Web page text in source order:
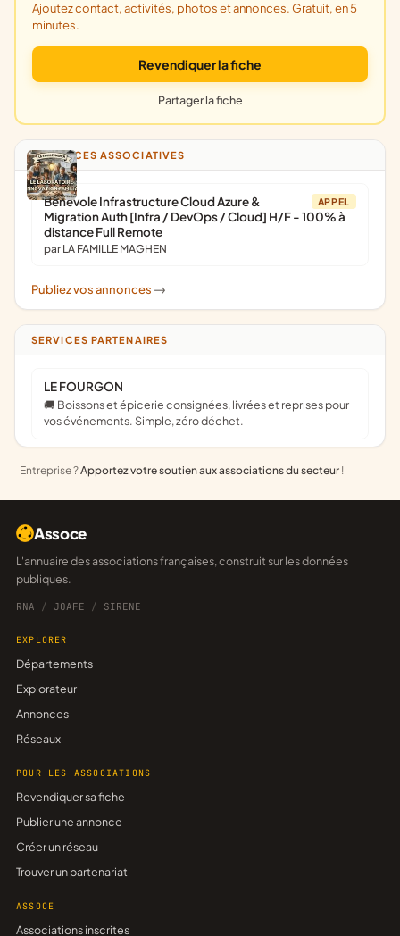
Ajoutez contact, activités, photos et annonces. Gratuit, en 5
minutes.
Revendiquer la fiche
Partager la fiche
ANNONCES ASSOCIATIVES
APPEL
Bénévole Infrastructure Cloud Azure &
Migration Auth [Infra / DevOps / Cloud] H/F - 100% à
distance Full Remote
par LA FAMILLE MAGHEN
Publiez vos annonces ->
SERVICES PARTENAIRES
LE FOURGON
🚚 Boissons et épicerie consignées, livrées et reprises pour
vos événements. Simple, zéro déchet.
Entreprise ?Apportez votre soutien aux associations du secteur !
Assoce
L'annuaire des associations françaises, construit sur les données
publiques.
RNA / JOAFE / SIRENE
EXPLORER
Départements
Explorateur
Annonces
Réseaux
POUR LES ASSOCIATIONS
Revendiquer sa fiche
Publier une annonce
Créer un réseau
Trouver un partenariat
ASSOCE
Associations inscrites